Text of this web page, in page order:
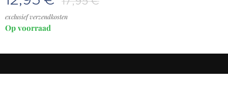
exclusief verzendkosten
Op voorraad